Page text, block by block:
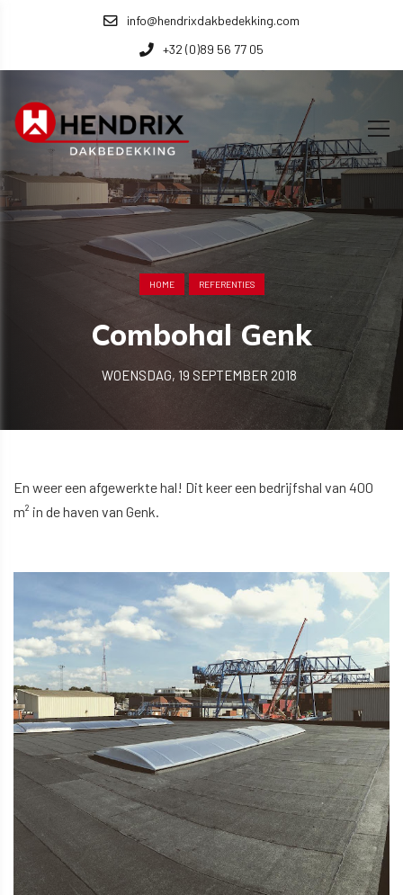
info@hendrixdakbedekking.com
+32 (0)89 56 77 05
HOME REFERENTIES
Combohal Genk
WOENSDAG, 19 SEPTEMBER 2018
En weer een afgewerkte hal! Dit keer een bedrijfshal van 400
m² in de haven van Genk.